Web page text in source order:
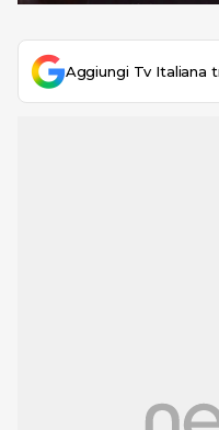
Aggiungi Tv Italiana